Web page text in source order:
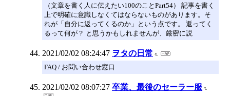
（文章を書く人に伝えたい100のことPart54） 記事を書く
上で明確に意識しなくてはならないものがあります。そ
れが「自分に返ってくるのか」という点です。 返ってく
るって何が？ と思うかもしれませんが、厳密に説
2021/02/02 08:24:47 ヲタの日常
FAQ / お問い合わせ窓口
2021/02/02 08:07:27 卒業、最後のセーラー服